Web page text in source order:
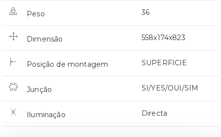
Peso 36
Dimensão 558x174x823
Posição de montagem SUPERFICIE
Junção SI/YES/OUI/SIM
Iluminação Directa